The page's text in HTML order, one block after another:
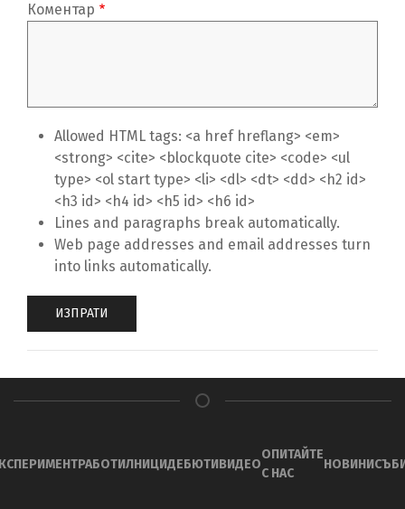
Коментар
Allowed HTML tags: <a href hreflang> <em>
<strong> <cite> <blockquote cite> <code> <ul
type> <ol start type> <li> <dl> <dt> <dd> <h2 id>
<h3 id> <h4 id> <h5 id> <h6 id>
Lines and paragraphs break automatically.
Web page addresses and email addresses turn
into links automatically.
РАБОТИЛНИЦИДЕБЮТИВИДЕО
ОПИТАЙТЕ
С НАС
НОВИНИ